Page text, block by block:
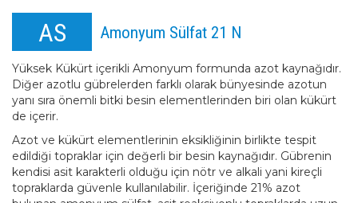
AS Amonyum Sülfat 21 N
Yüksek Kükürt içerikli Amonyum formunda azot kaynağıdır.
Diğer azotlu gübrelerden farklı olarak bünyesinde azotun
yanı sıra önemli bitki besin elementlerinden biri olan kükürt
de içerir.
Azot ve kükürt elementlerinin eksikliğinin birlikte tespit
edildiği topraklar için değerli bir besin kaynağıdır. Gübrenin
kendisi asit karakterli olduğu için nötr ve alkali yani kireçli
topraklarda güvenle kullanılabilir. İçeriğinde 21% azot